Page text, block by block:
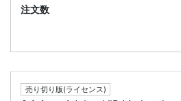
売り切り版(ライセンス)